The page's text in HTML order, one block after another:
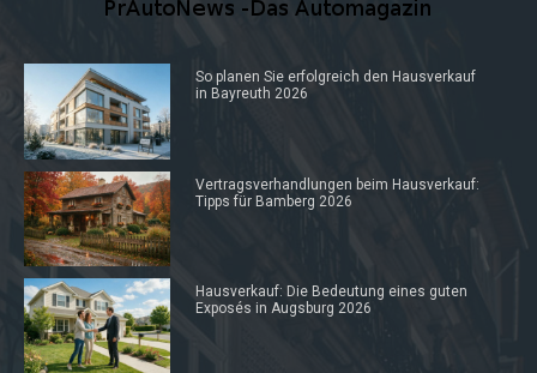
So planen Sie erfolgreich den Hausverkauf
in Bayreuth 2026
Vertragsverhandlungen beim Hausverkauf:
Tipps für Bamberg 2026
Hausverkauf: Die Bedeutung eines guten
Exposés in Augsburg 2026